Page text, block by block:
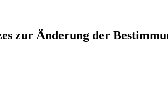
zur Änderung der